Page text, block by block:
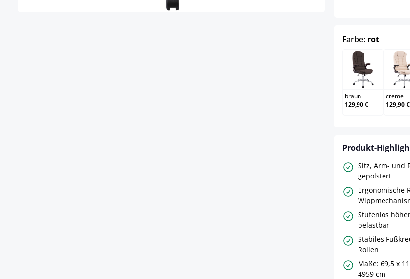
Farbe: rot
braun
braun
129,90 €
creme
129,90 €
Produkt-
Sitz, Arm- und
gepolstert
Ergonomische
Stufenlos
belastbar
Stabiles
Rollen
Maße: 69,5 x
4959 cm